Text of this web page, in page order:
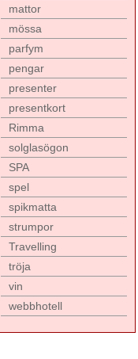
mattor
mössa
parfym
pengar
presenter
presentkort
Rimma
solglasögon
SPA
spel
spikmatta
strumpor
Travelling
tröja
vin
webbhotell